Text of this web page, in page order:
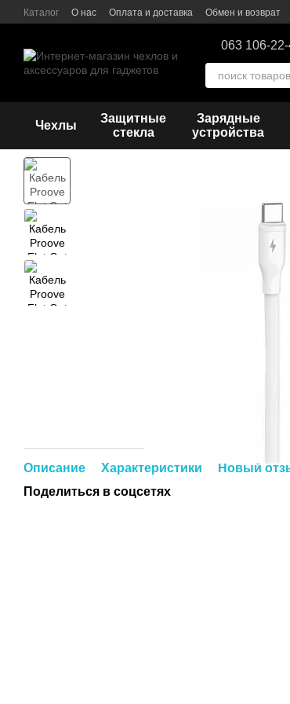
Перейти к основному контенту
Каталог О нас Оплата и доставка Обмен и возврат
063 106-
Чехлы
Защитные
стекла
Зарядные
устройства
Описание Характеристики
Новый
Поделиться в соцсетях